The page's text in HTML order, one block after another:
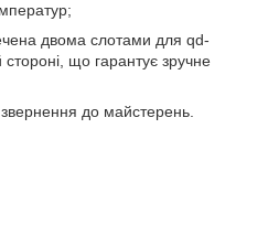
двома слотами для qd-
стороні, що гарантує зручне
до майстерень.